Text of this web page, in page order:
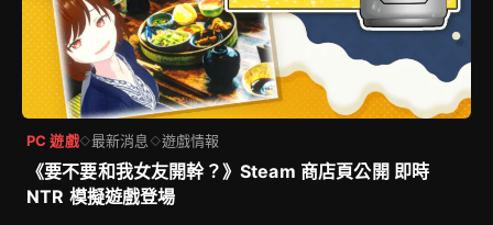
PC 遊戲◇最新消息 ◇遊戲情報
《要不要和我女友開幹？》Steam 商店頁公開 即時
NTR 模擬遊戲登場